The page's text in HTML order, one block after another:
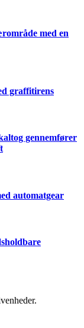
med en
graffitirens
gennemfører
automatgear